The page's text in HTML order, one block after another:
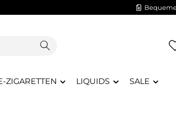
ZIGARETTEN LIQUIDS SALE